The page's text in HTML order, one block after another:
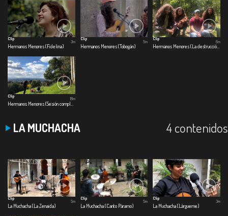
Clip
Hermanos Menores (Fidelina)
3m
Clip
Hermanos Menores (Tobogán)
5m
Clip
6m
Clip
18m
LA MUCHACHA 4 contenidos
Clip
La Muchacha (La Zenaida)
5m
Clip
La Muchacha (Canto Páramo)
5m
Clip
La Muchacha (Lárgueme)
3m